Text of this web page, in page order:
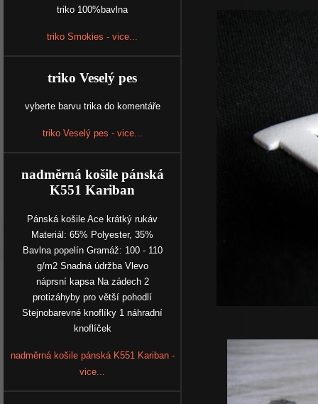
triko 100%bavlna
triko Smokies - vice...
triko Veselý pes
vyberte barvu trika do komentáře
triko Veselý pes - vice...
nadměrná košile pánská
K551 Kariban
Pánská košile Ace krátký rukáv
Materiál: 65% Polyester, 35%
Bavlna popelín Gramáž: 100 - 110
g/m2 Snadná údržba Vlevo
náprsní kapsa Na zádech 2
protizáhyby pro větší pohodlí
Stejnobarevné knoflíky 1 náhradní
knoflíček
nadměrná košile pánská K551 Kariban -
vice...